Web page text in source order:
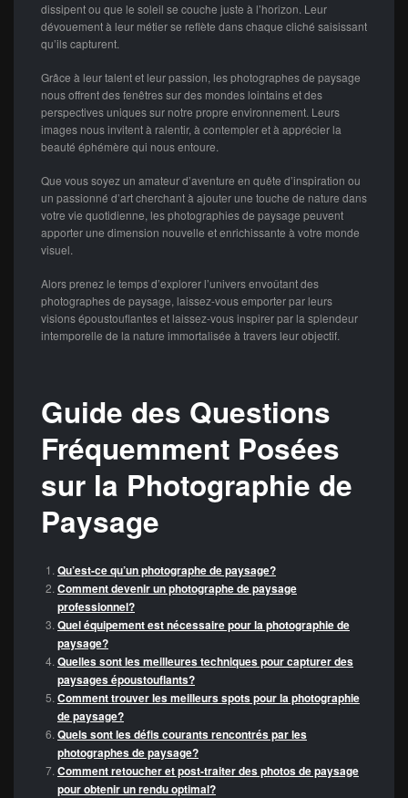
dissipent ou que le soleil se couche juste à l’horizon. Leur
dévouement à leur métier se reflète dans chaque cliché saisissant
qu’ils capturent.
Grâce à leur talent et leur passion, les photographes de paysage
nous offrent des fenêtres sur des mondes lointains et des
perspectives uniques sur notre propre environnement. Leurs
images nous invitent à ralentir, à contempler et à apprécier la
beauté éphémère qui nous entoure.
Que vous soyez un amateur d’aventure en quête d’inspiration ou
un passionné d’art cherchant à ajouter une touche de nature dans
votre vie quotidienne, les photographies de paysage peuvent
apporter une dimension nouvelle et enrichissante à votre monde
visuel.
Alors prenez le temps d’explorer l’univers envoûtant des
photographes de paysage, laissez-vous emporter par leurs
visions époustouflantes et laissez-vous inspirer par la splendeur
intemporelle de la nature immortalisée à travers leur objectif.
Guide des Questions
Fréquemment Posées
sur la Photographie de
Paysage
Qu’est-ce qu’un photographe de paysage?
Comment devenir un photographe de paysage
professionnel?
Quel équipement est nécessaire pour la photographie de
paysage?
Quelles sont les meilleures techniques pour capturer des
paysages époustouflants?
Comment trouver les meilleurs spots pour la photographie
de paysage?
Quels sont les défis courants rencontrés par les
photographes de paysage?
Comment retoucher et post-traiter des photos de paysage
pour obtenir un rendu optimal?